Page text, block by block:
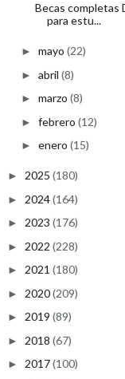
Becas completas
para estu...
► mayo (22)
► abril (8)
► marzo (8)
► febrero (12)
► enero (15)
► 2025 (180)
► 2024(164)
► 2023 (176)
► 2022 (228)
► 2021 (180)
► 2020(209)
► 2019 (89)
► 2018 (67)
► 2017(100)